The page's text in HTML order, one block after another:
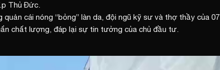
Thủ Đức.
cái nóng “bỏng” làn da, đội ngũ kỹ sư và thợ thầy của 07
chất lượng, đáp lại sự tin tưởng của chủ đầu tư.